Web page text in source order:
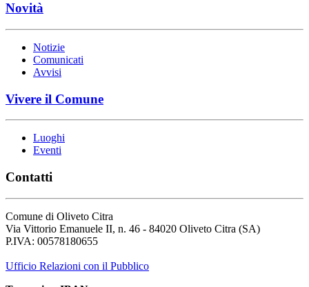
Novità
Notizie
Comunicati
Avvisi
Vivere il Comune
Luoghi
Eventi
Contatti
Comune di Oliveto Citra
Via Vittorio Emanuele II, n. 46 - 84020 Oliveto Citra (SA)
P.IVA: 00578180655
Ufficio Relazioni con il Pubblico